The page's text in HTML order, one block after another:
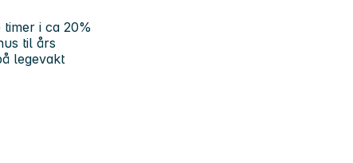
i ca 20%
til års
legevakt